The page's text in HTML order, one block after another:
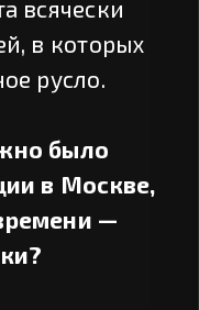
всячески
в которых
русло.
было
в Москве,
—